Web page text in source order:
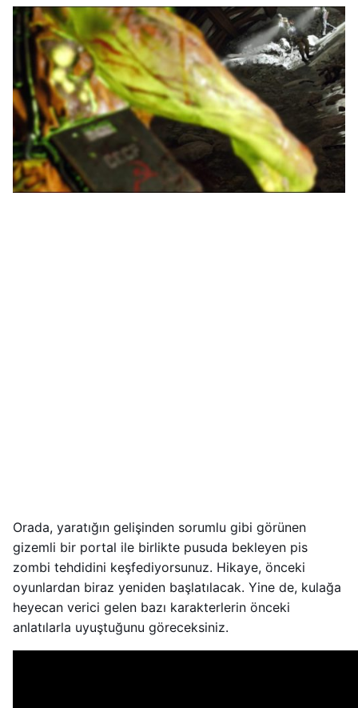
Orada, yaratığın gelişinden sorumlu gibi görünen
gizemli bir portal ile birlikte pusuda bekleyen pis
zombi tehdidini keşfediyorsunuz. Hikaye, önceki
oyunlardan biraz yeniden başlatılacak. Yine de, kulağa
heyecan verici gelen bazı karakterlerin önceki
anlatılarla uyuştuğunu göreceksiniz.